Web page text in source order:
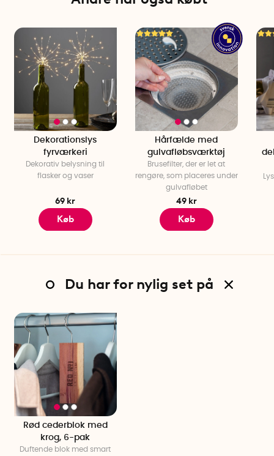
Dekorationslys
fyrværkeri
Dekorativ belysning til
flasker og vaser
69 kr
Køb
Hårfælde med
gulvafløbsværktøj
Brusefilter, der er let at
rengøre, som placeres under
gulvafløbet
49 kr
Køb
Du har for nylig set på
Rød cederblok med
krog, 6-pak
Duftende blok med smart